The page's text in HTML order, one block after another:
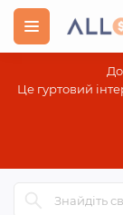
Це гуртовий